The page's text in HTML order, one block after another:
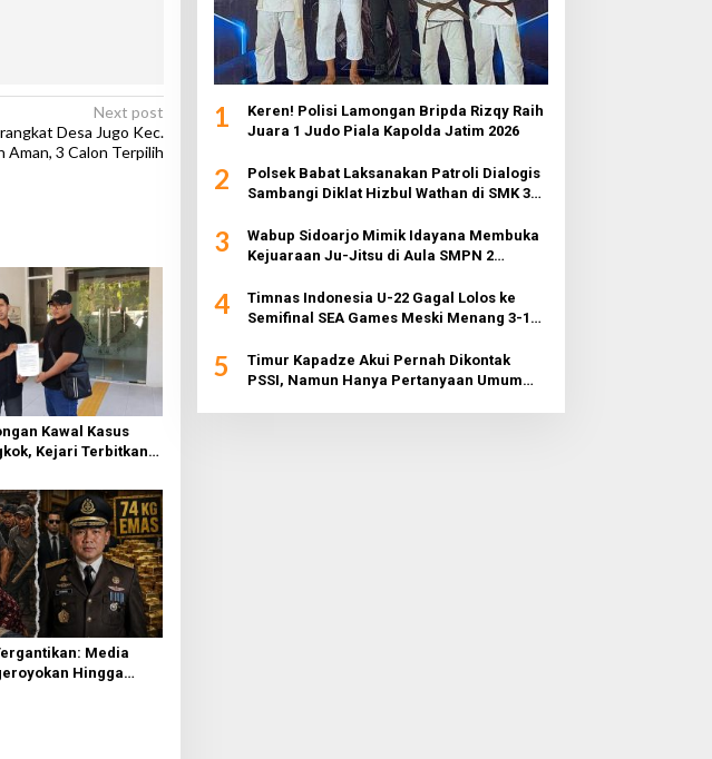
Next post
Desa Jugo Kec.
Aman, 3 Calon Terpilih
Kawal Kasus
Kejari Terbitkan
Media
Hingga
1
Keren! Polisi Lamongan Bripda Rizqy Raih
Juara 1 Judo Piala Kapolda Jatim 2026
2
Polsek Babat Laksanakan Patroli Dialogis
Sambangi Diklat Hizbul Wathan di SMK 3
3
Wabup Sidoarjo Mimik Idayana Membuka
Kejuaraan Ju-Jitsu di Aula SMPN 2
4
Timnas Indonesia U-22 Gagal Lolos ke
Semifinal SEA Games Meski Menang 3-1
5
Timur Kapadze Akui Pernah Dikontak
PSSI, Namun Hanya Pertanyaan Umum